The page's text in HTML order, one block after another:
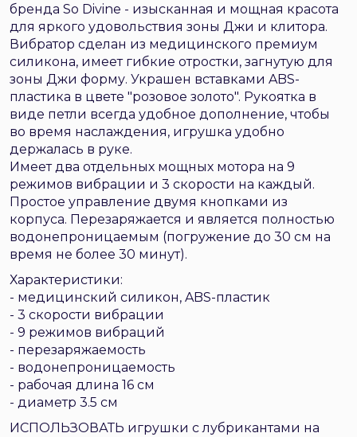
бренда So Divine - изысканная и мощная красота
для яркого удовольствия зоны Джи и клитора.
Вибратор сделан из медицинского премиум
силикона, имеет гибкие отростки, загнутую для
зоны Джи форму. Украшен вставками ABS-
пластика в цвете "розовое золото". Рукоятка в
виде петли всегда удобное дополнение, чтобы
во время наслаждения, игрушка удобно
держалась в руке.
Имеет два отдельных мощных мотора на 9
режимов вибрации и 3 скорости на каждый.
Простое управление двумя кнопками из
корпуса. Перезаряжается и является полностью
водонепроницаемым (погружение до 30 см на
время не более 30 минут).
Характеристики:
- медицинский силикон, ABS-пластик
- 3 скорости вибрации
- 9 режимов вибраций
- перезаряжаемость
- водонепроницаемость
- рабочая длина 16 см
- диаметр 3.5 см
ИСПОЛЬЗОВАТЬ игрушки с лубрикантами на